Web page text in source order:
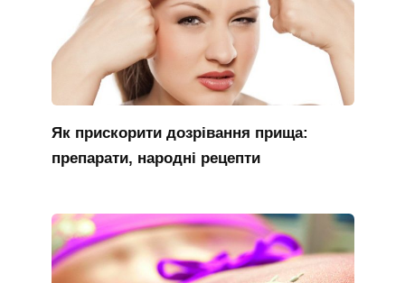
Як прискорити дозрівання прища:
препарати, народні рецепти